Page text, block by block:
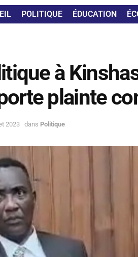
POLITIQUE ÉDUCATION
à
plainte
2023 dans Politique